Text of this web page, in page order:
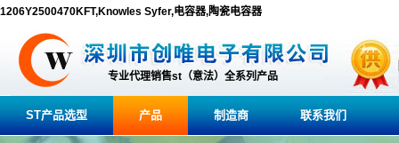
1206Y2500470KFT,Knowles Syfer,电容器,陶瓷电容器
专业代理销售st（意法）全系列产品
ST产品选型 产品 制造商 联系我们